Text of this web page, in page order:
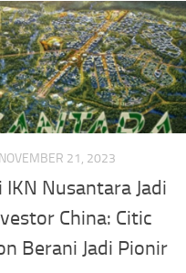
NOVEMBER 21, 2023
Nusantara Jadi
China: Citic
Berani Jadi Pionir